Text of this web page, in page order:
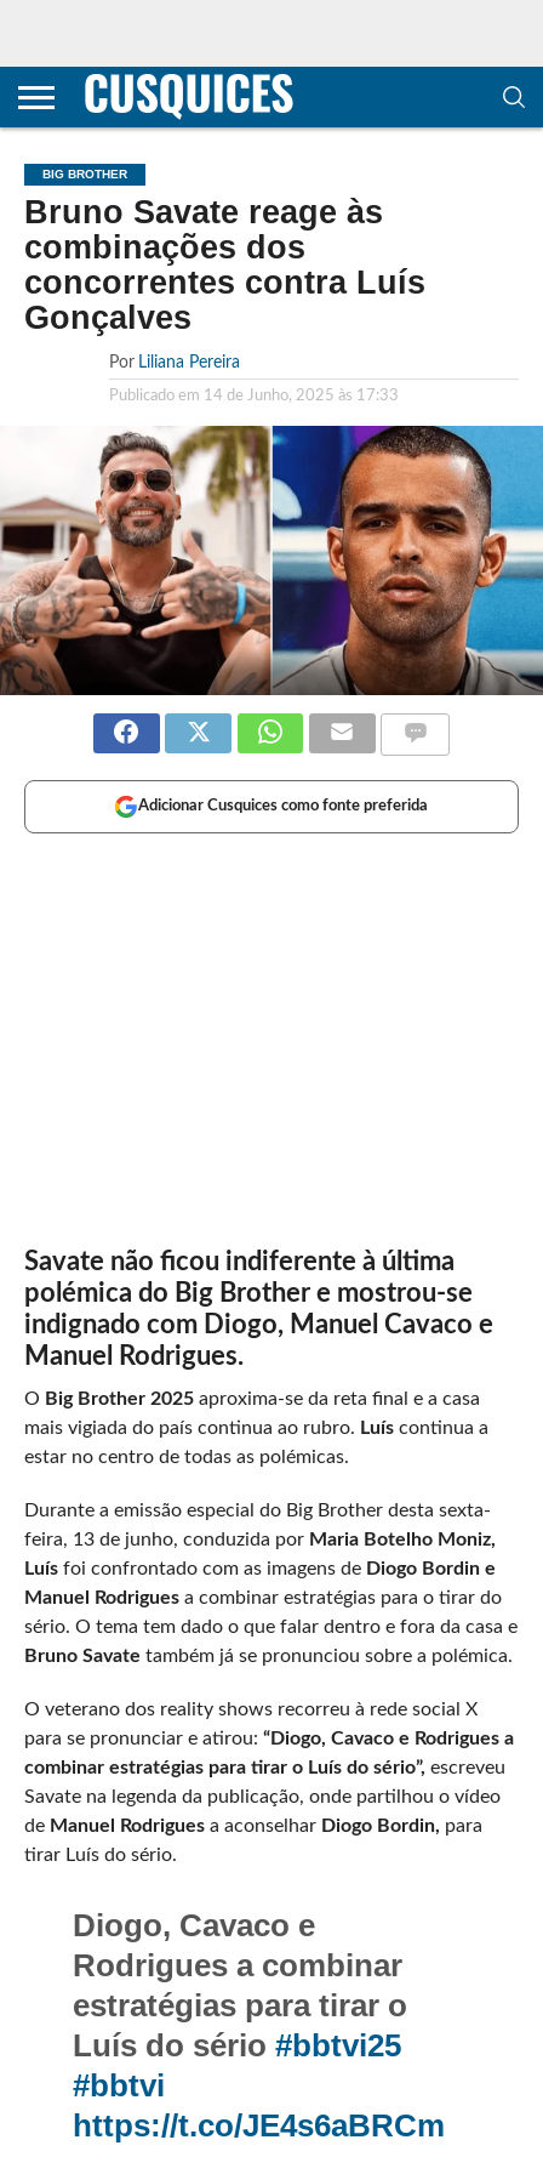
CONTACTOS
HOME
POLÍTICA DE
E COOKIES
SOBRE
TERMOS E
TRANSPARÊNCIA
METODOLOGIA
BIG BROTHER
Bruno Savate reage às
combinações dos
concorrentes contra Luís
Gonçalves
Por Liliana Pereira
Publicado em 14 de Junho, 2025 às 17:33
Adicionar Cusquices como fonte preferida
Savate não ficou indiferente à última
polémica do Big Brother e mostrou-se
indignado com Diogo, Manuel Cavaco e
Manuel Rodrigues.
O Big Brother 2025aproxima-se da reta final e a casa
mais vigiada do país continua ao rubro. Luís continua a
estar no centro de todas as polémicas.
Durante a emissão especial do Big Brother desta sexta-
feira, 13 de junho, conduzida por Maria Botelho Moniz,
Luísfoi confrontado com as imagens de Diogo Bordin e
Manuel Rodriguesa combinar estratégias para o tirar do
sério. O tema tem dado o que falar dentro e fora da casa e
Bruno Savate também já se pronunciou sobre a polémica.
O veterano dos reality shows recorreu à rede social X
para se pronunciar e atirou: “Diogo, Cavaco e Rodrigues a
combinar estratégias para tirar o Luís do sério”, escreveu
Savate na legenda da publicação, onde partilhou o vídeo
deManuel Rodriguesa aconselhar Diogo Bordin, para
tirar Luís do sério.
Diogo, Cavaco e
Rodrigues a combinar
estratégias para tirar o
Luís do sério#bbtvi25
#bbtvi
https://t.co/JE4s6aBRCm